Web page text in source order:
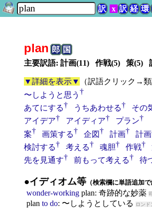
訳 x 訳 経 環
plan郎 国
主要訳語: 計画(11) 作戦(5) 策(5)
▼詳細を表示▼ （訳語クリック→類
〜しようと思う †
あてにする† うちあわせる† その
アイデア† アイディア† プラン†
案† 画策する† 企図† 計画† 計
検討する† 考える† 魂胆† 作戦†
先を見通す† 前もって考える† 待
●イディオム等 （検索欄に単語追加で
wonder-working plan: 奇跡的な妙薬
plan to do: 〜しようとしている ロン